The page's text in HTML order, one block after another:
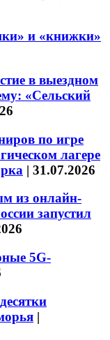
и «книжки»
в выездном
«Сельский
по игре
лагере
| 31.07.2026
из онлайн-
запустил
5G-
|